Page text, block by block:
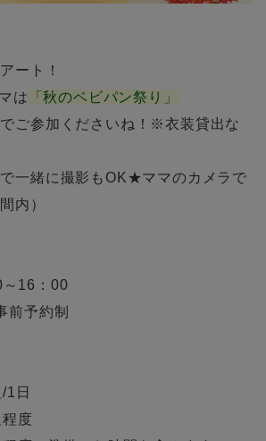
ート！
は 「秋のベビパン祭り」
ご参加くださいね！※衣装貸出な
一緒に撮影もOK★ママのカメラで
内）
16：00
前予約制
1日
度